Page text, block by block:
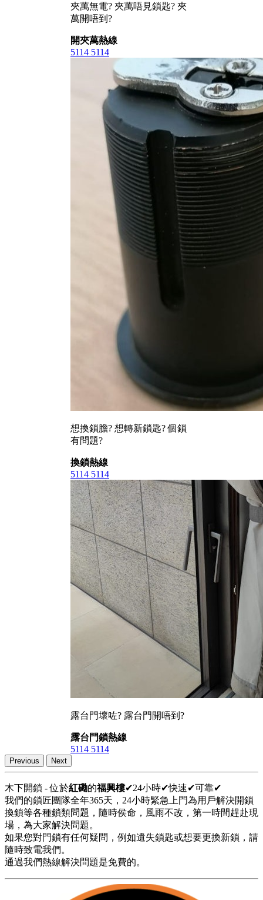
夾萬無電? 夾萬唔見鎖匙? 夾
萬開唔到?
開夾萬熱線
5114 5114
想換鎖膽? 想轉新鎖匙? 個鎖
有問題?
換鎖熱線
5114 5114
露台門壞咗? 露台門開唔到?
露台門鎖熱線
5114 5114
Previous Next
木下開鎖 - 位於紅磡的福興樓✔24小時✔快速✔可靠✔
我們的鎖匠團隊全年365天，24小時緊急上門為用戶解決開鎖
換鎖等各種鎖類問題，隨時侯命，風雨不改，第一時間趕赴現
場，為大家解決問題。
如果您對門鎖有任何疑問，例如遺失鎖匙或想要更換新鎖，請
隨時致電我們。
通過我們熱線解決問題是免費的。